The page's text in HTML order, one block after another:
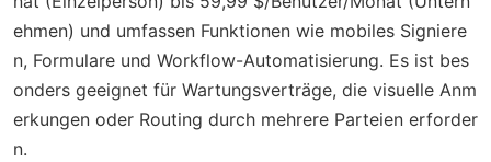
ehmen) und umfassen Funktionen wie mobiles Signiere
n, Formulare und Workflow-Automatisierung. Es ist bes
onders geeignet für Wartungsverträge, die visuelle Anm
erkungen oder Routing durch mehrere Parteien erforder
n.